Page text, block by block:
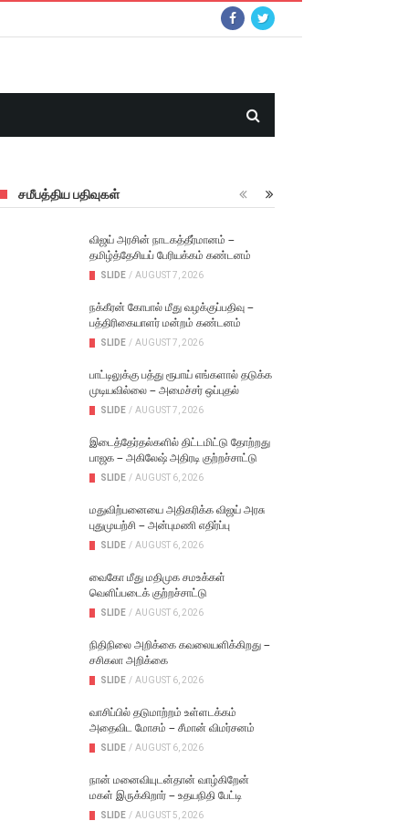
சமீபத்திய பதிவுகள்
விஜய் அரசின் நாடகத்தீர்மானம் –
தமிழ்த்தேசியப் பேரியக்கம் கண்டனம்
SLIDE / AUGUST 7, 2026
நக்கீரன் கோபால் மீது வழக்குப்பதிவு –
பத்திரிகையாளர் மன்றம் கண்டனம்
SLIDE / AUGUST 7, 2026
பாட்டிலுக்கு பத்து ரூபாய் எங்களால் தடுக்க
முடியவில்லை – அமைச்சர் ஒப்புதல்
SLIDE / AUGUST 7, 2026
இடைத்தேர்தல்களில் திட்டமிட்டு தோற்றது
பாஜக – அகிலேஷ் அதிரடி குற்றச்சாட்டு
SLIDE / AUGUST 6, 2026
மதுவிற்பனையை அதிகரிக்க விஜய் அரசு
புதுமுயற்சி – அன்புமணி எதிர்ப்பு
SLIDE / AUGUST 6, 2026
வைகோ மீது மதிமுக சமஉக்கள்
வெளிப்படைக் குற்றச்சாட்டு
SLIDE / AUGUST 6, 2026
நிதிநிலை அறிக்கை கவலையளிக்கிறது –
சசிகலா அறிக்கை
SLIDE / AUGUST 6, 2026
வாசிப்பில் தடுமாற்றம் உள்ளடக்கம்
அதைவிட மோசம் – சீமான் விமர்சனம்
SLIDE / AUGUST 6, 2026
நான் மனைவியுடன்தான் வாழ்கிறேன்
மகள் இருக்கிறார் – உதயநிதி பேட்டி
SLIDE / AUGUST 5, 2026